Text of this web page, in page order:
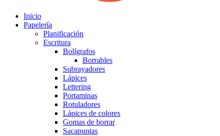
Inicio
Papelería
Planificación
Escritura
Bolígrafos
Borrables
Subrayadores
Lápices
Lettering
Portaminas
Rotuladores
Lápices de colores
Gomas de borrar
Sacapuntas